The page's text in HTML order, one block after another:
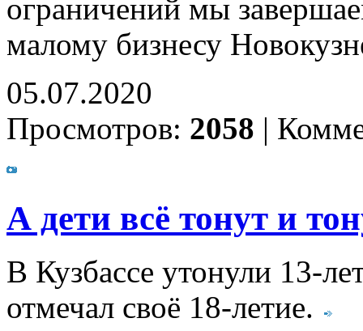
ограничений мы
малому бизнесу
05.07.2020
Просмотров: 2058 |
А дети всё тонут и
В Кузбассе утонули 13-
отмечал своё 18-летие.